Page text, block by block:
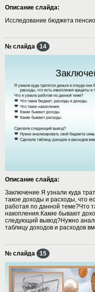
Описание слайда:
Исследование бюджета
№ слайда 14
Описание слайда:
Заключение Я узнали куда
такое доходы и расходы, что
работая по данной теме?Что
накопления.Какие бывают
следующий вывод?Нужно
таблицу доходов и расходов
№ слайда 15